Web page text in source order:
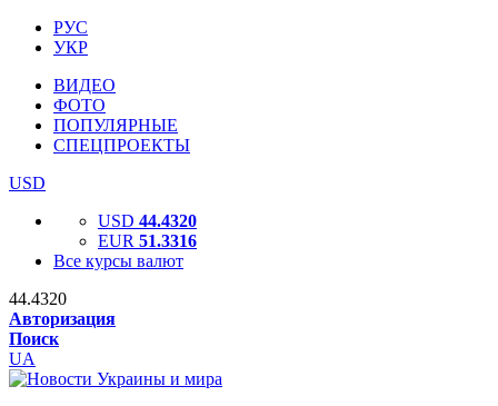
РУС
УКР
ВИДЕО
ФОТО
ПОПУЛЯРНЫЕ
СПЕЦПРОЕКТЫ
USD
USD 44.4320
EUR 51.3316
Все курсы валют
44.4320
Авторизация
Поиск
UA